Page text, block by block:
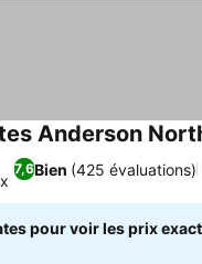
Anderson
7,6Bien (425 évaluations)
pour voir les prix